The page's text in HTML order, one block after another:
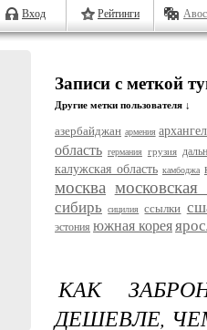
Вход Рейтинги
Записи с меткой
Другие метки пользователя ↓
азербайджан армения
область германия грузия
калужская область камбоджа
москва московская
сибирь сицилия ссылки
эстония южная корея
КАК
ДЕШЕВЛЕ,